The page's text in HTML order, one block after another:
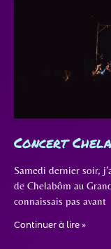
Concert
Samedi dernier soir,
de Chelabôm au
connaissais pas avant
Continuer à lire »